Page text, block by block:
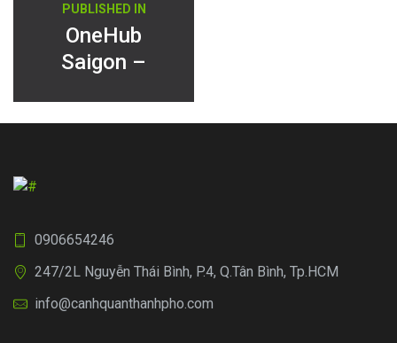
hướng
viết
PUBLISHED IN
OneHub
Saigon –
0906654246
247/2L Nguyễn Thái Bình, P.4, Q.Tân Bình, Tp.HCM
info@canhquanthanhpho.com